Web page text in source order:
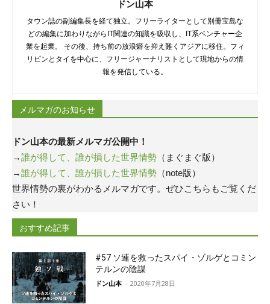
ドン山本
タウン誌の副編集長を経て独立。フリーライターとして別冊宝島な
どの編集に加わりながらIT関連の知識を吸収し、IT系ベンチャー企
業を起業。 その後、持ち前の放浪癖を抑え難くアジアに移住。フィ
リピンとタイを中心に、フリージャーナリストとして現地からの情
報を発信している。
メルマガのお知らせ
ドン山本の最新メルマガ公開中！
→誰が得して、誰が損した世界情勢 （まぐまぐ版）
→誰が得して、誰が損した世界情勢 （note版）
世界情勢の裏がわかるメルマガです。ぜひこちらもご覧くだ
さい！
おすすめ記事
#57 ソ連を救ったスパイ・ゾルゲとコミン
テルンの陰謀
ドン山本 - 2020年7月28日